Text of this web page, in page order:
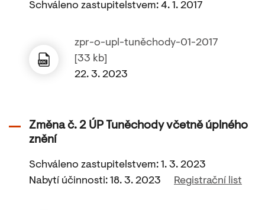
Schváleno zastupitelstvem: 4. 1. 2017
zpr-o-upl-tuněchody-01-2017
[33 kb]
22. 3. 2023
Změna č. 2 ÚP Tuněchody včetně úplného
znění
Schváleno zastupitelstvem: 1. 3. 2023
Nabytí účinnosti: 18. 3. 2023
Registrační list